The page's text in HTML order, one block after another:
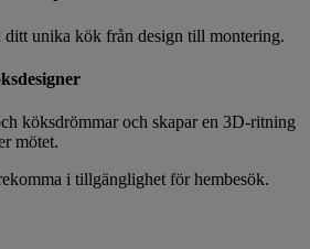
ditt unika kök från design till montering.
köksdrömmar och skapar en 3D-ritning
mötet.
i tillgänglighet för hembesök.